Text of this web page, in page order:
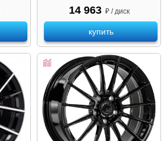
14 963 ₽ / диск
купить